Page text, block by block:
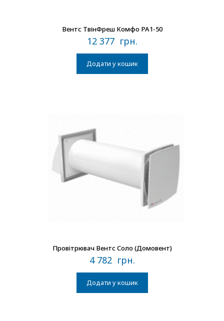
Вентс ТвінФреш Комфо РА1-50
12 377 грн.
Додати у кошик
Провітрювач Вентс Соло (Домовент)
4 782 грн.
Додати у кошик